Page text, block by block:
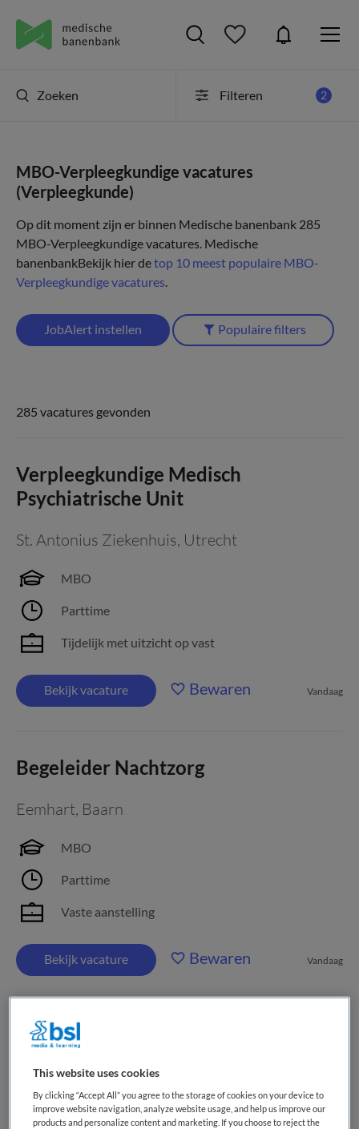
Zoeken Filteren 2
MBO-Verpleegkundige vacatures
(Verpleegkunde)
Op dit moment zijn er binnen Medische banenbank 285
MBO-Verpleegkundige vacatures. Medische
banenbankBekijk hier detop 10 meest populaire MBO-
Verpleegkundige vacatures.
JobAlert instellen Populaire filters
285 vacatures gevonden
Verpleegkundige Medisch
Psychiatrische Unit
St. Antonius Ziekenhuis, Utrecht
MBO
Parttime
Tijdelijk met uitzicht op vast
Bekijk vacature Bewaren Vandaag
Begeleider Nachtzorg
Eemhart, Baarn
MBO
Parttime
Vaste aanstelling
Bekijk vacature Bewaren Vandaag
Begeleider LVB Gehandicaptenzorg
Maandag,Gouda
MBO
This website uses cookies
By clicking “Accept All” you agree to the storage of cookies on your device to
improve website navigation, analyze website usage, and help us improve our
products and personalize content and marketing. If you choose to reject the